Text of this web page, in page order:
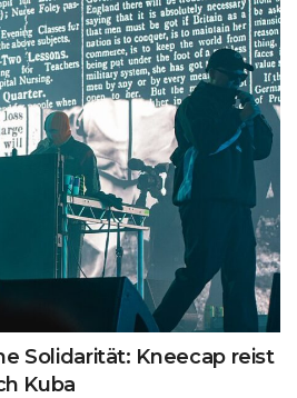
Solidarität: Kneecap reist
Kuba